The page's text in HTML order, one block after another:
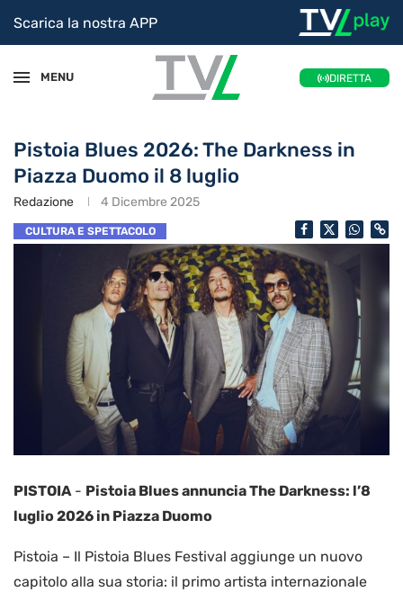
Scarica la nostra APP
MENU DIRETTA
Pistoia Blues 2026: The Darkness in
Piazza Duomo il 8 luglio
Redazione 4 Dicembre 2025
CULTURA E SPETTACOLO
PISTOIA- Pistoia Blues annuncia The Darkness: l’8
luglio 2026 in Piazza Duomo
Pistoia – Il Pistoia Blues Festival aggiunge un nuovo
capitolo alla sua storia: il primo artista internazionale